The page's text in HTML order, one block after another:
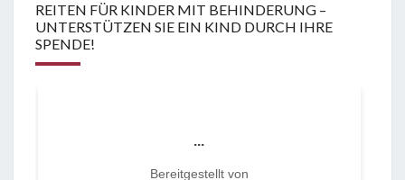
REITEN FÜR KINDER MIT BEHINDERUNG –
UNTERSTÜTZEN SIE EIN KIND DURCH IHRE
SPENDE!